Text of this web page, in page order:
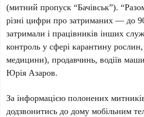
(митний пропуск “Бачівськ”).
різні цифри про затриманих — до
затримали і працівників інших
контроль у сфері карантину
медицини), продавчинь, водіїв
Юрія Азаров.
За інформацією полонених
додзвонитись до дому мобільним